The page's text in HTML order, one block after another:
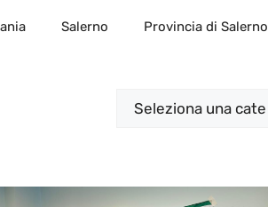
Salerno Provincia di Salerno
Categorie